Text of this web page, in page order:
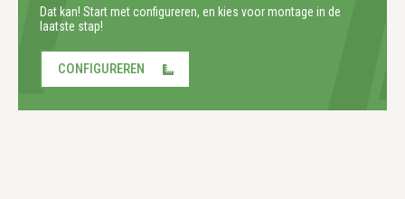
Dat kan! Start met configureren, en kies voor montage in de
laatste stap!
CONFIGUREREN